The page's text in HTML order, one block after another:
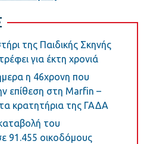
της Παιδικής Σκηνής
για έκτη χρονιά
η 46χρονη που
επίθεση στη Marfin –
κρατητήρια της ΓΑΔΑ
του
91.455 οικοδόμους